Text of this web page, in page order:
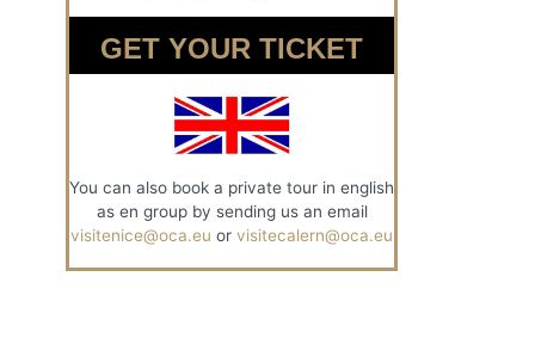
GET YOUR TICKET
You can also book a private tour in english
as en group by sending us an email
visitenice@oca.eu orvisitecalern@oca.eu